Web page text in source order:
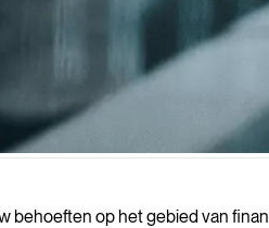
brengen naar uw
op het gebied van